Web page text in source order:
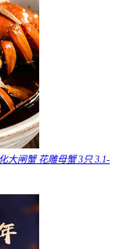
大闸蟹 花雕母蟹 3只 3.1-